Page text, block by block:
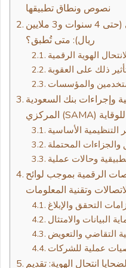
نصوص ونطاق تطبيقها
تفصيل عقوبة الاختراق الرقمي (حتى 4 سنوات و3 ملايين
ريال): متى تُطبق؟
الهوية الرقمية
ذلك على العقوبة
والمؤسسات
بنك السعودية
المركزي (SAMA) للوقاية
التنظيمية الأساسية
والجزاءات المحتملة
وحالات عملية
الرقمية بموجب لوائح
وتقنية المعلومات
التحقق والإبلاغ
البيانات والامتثال
التقاضي والتعويض
عملية للشركات
انتحال الهوية: تقديم